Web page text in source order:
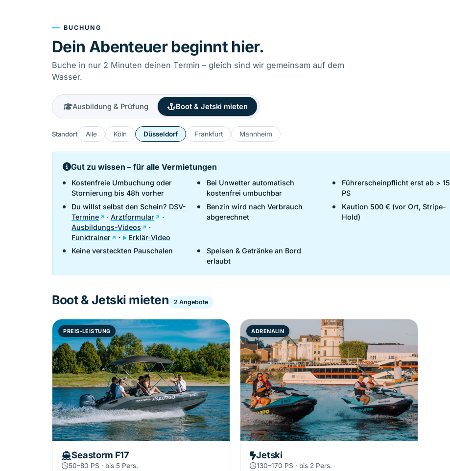
BUCHUNG
Dein Abenteuer beginnt hier.
Buche in nur 2 Minuten deinen Termin – gleich sind wir gemeinsam auf dem
Wasser.
Ausbildung & Prüfung Boot & Jetski mieten
Standort Alle Köln Düsseldorf Frankfurt Mannheim
Gut zu wissen – für alle Vermietungen
Kostenfreie Umbuchung oder
Stornierung bis 48h vorher
Bei Unwetter automatisch
kostenfrei umbuchbar
Führerscheinpflicht erst ab > 15
PS
Du willst selbst den Schein? DSV-
Termine
·Arztformular
·
Ausbildungs-Videos
·
Funktrainer
· Erklär-Video
Benzin wird nach Verbrauch
abgerechnet
Kaution 500 € (vor Ort, Stripe-
Hold)
Keine versteckten Pauschalen
Speisen & Getränke an Bord
erlaubt
Boot & Jetski mieten 2 Angebote
PREIS-LEISTUNG
Seastorm F17
50–80 PS · bis 5 Pers.
ADRENALIN
Jetski
130–170 PS · bis 2 Pers.